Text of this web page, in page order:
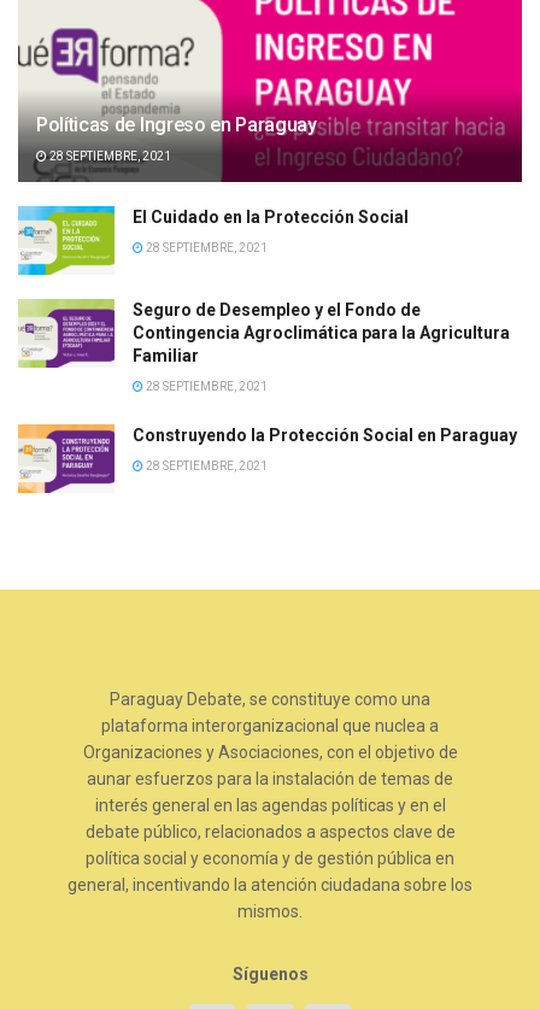
Políticas de Ingreso en Paraguay
28 SEPTIEMBRE, 2021
El Cuidado en la Protección Social
28 SEPTIEMBRE, 2021
Seguro de Desempleo y el Fondo de
Contingencia Agroclimática para la Agricultura
Familiar
28 SEPTIEMBRE, 2021
Construyendo la Protección Social en Paraguay
28 SEPTIEMBRE, 2021
Paraguay Debate, se constituye como una
plataforma interorganizacional que nuclea a
Organizaciones y Asociaciones, con el objetivo de
aunar esfuerzos para la instalación de temas de
interés general en las agendas políticas y en el
debate público, relacionados a aspectos clave de
política social y economía y de gestión pública en
general, incentivando la atención ciudadana sobre los
mismos.
Síguenos